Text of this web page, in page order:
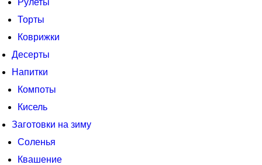
Торты
Коврижки
Десерты
Напитки
Компоты
Кисель
Заготовки на зиму
Соленья
Квашение